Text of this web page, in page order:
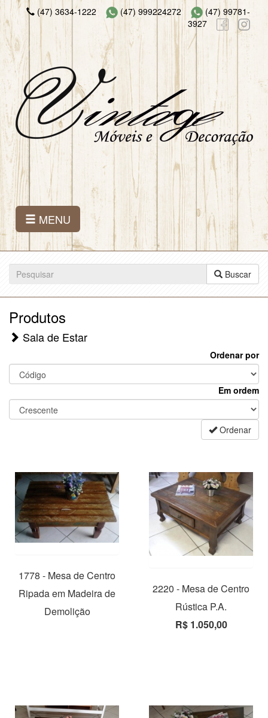
(47) 3634-1222 (47) 999224272
(47) 99781-
3927
MENU
Buscar
Produtos
Sala de Estar
Ordenar por
Em ordem
Ordenar
1778 - Mesa de Centro
Ripada em Madeira de
Demolição
2220 - Mesa de Centro
Rústica P.A.
R$ 1.050,00